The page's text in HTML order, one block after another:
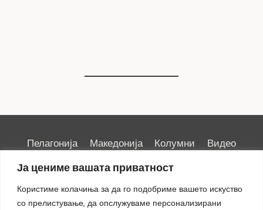
Ја цениме вашата приватност
Користиме колачиња за да го подобриме вашето искуство
со прелистување, да опслужуваме персонализирани
Пелагонија Македонија Колумни
Видео
Емисии
Култура Здравје
Занимливости
Спорт
ИРИС